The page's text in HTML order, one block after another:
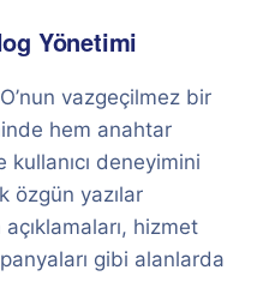
Yönetimi
vazgeçilmez bir
hem anahtar
deneyimini
özgün yazılar
hizmet
gibi alanlarda